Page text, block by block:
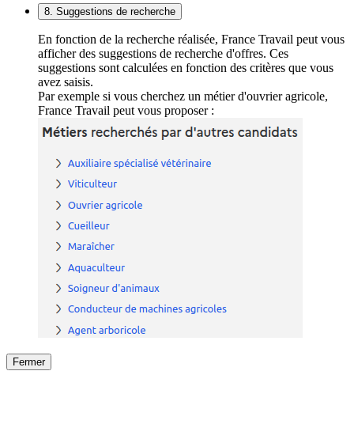
8. Suggestions de recherche
En fonction de la recherche réalisée, France Travail peut vous
afficher des suggestions de recherche d'offres. Ces
suggestions sont calculées en fonction des critères que vous
avez saisis.
Par exemple si vous cherchez un métier d'ouvrier agricole,
France Travail peut vous proposer :
Fermer